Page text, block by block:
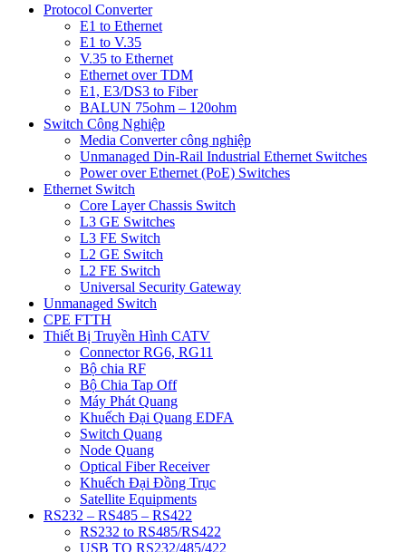
Protocol Converter
E1 to Ethernet
E1 to V.35
V.35 to Ethernet
Ethernet over TDM
E1, E3/DS3 to Fiber
BALUN 75ohm – 120ohm
Switch Công Nghiệp
Media Converter công nghiệp
Unmanaged Din-Rail Industrial Ethernet Switches
Power over Ethernet (PoE) Switches
Ethernet Switch
Core Layer Chassis Switch
L3 GE Switches
L3 FE Switch
L2 GE Switch
L2 FE Switch
Universal Security Gateway
Unmanaged Switch
CPE FTTH
Thiết Bị Truyền Hình CATV
Connector RG6, RG11
Bộ chia RF
Bộ Chia Tap Off
Máy Phát Quang
Khuếch Đại Quang EDFA
Switch Quang
Node Quang
Optical Fiber Receiver
Khuếch Đại Đồng Trục
Satellite Equipments
RS232 – RS485 – RS422
RS232 to RS485/RS422
USB TO RS232/485/422